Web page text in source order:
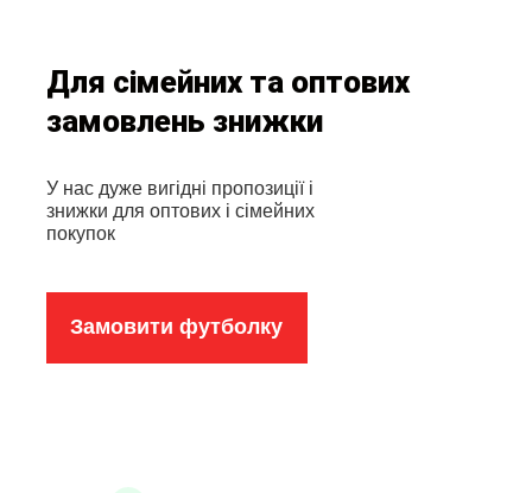
Для сімейних та оптових
замовлень знижки
У нас дуже вигідні пропозиції і
знижки для оптових і сімейних
покупок
Замовити футболку